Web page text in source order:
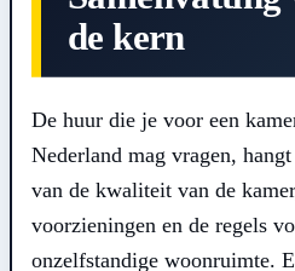
de kern
De huur die je voor een
Nederland mag vragen,
van de kwaliteit van de
voorzieningen en de regels
onzelfstandige woonruimte.